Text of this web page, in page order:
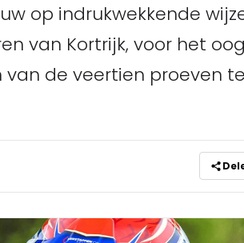
op indrukwekkende
van Kortrijk, voor het
van de veertien proeven